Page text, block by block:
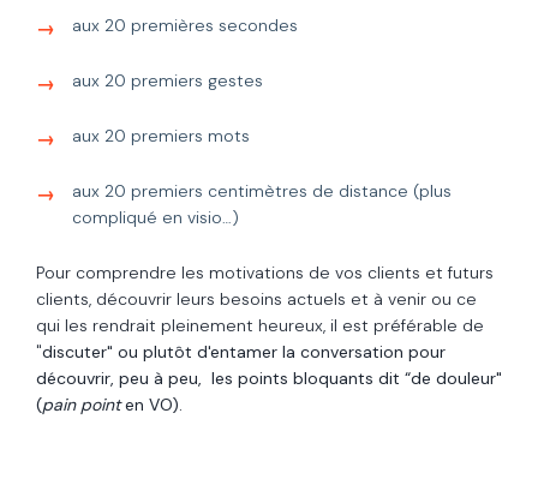
aux 20 premières secondes
aux 20 premiers gestes
aux 20 premiers mots
aux 20 premiers centimètres de distance (plus
compliqué en visio…)
Pour comprendre les motivations de vos clients et futurs
clients, découvrir leurs besoins actuels et à venir ou ce
qui les rendrait pleinement heureux, il est préférable de
"discuter" ou plutôt d'entamer la conversation pour
découvrir, peu à peu, les points bloquants dit “de douleur"
(pain pointen VO).